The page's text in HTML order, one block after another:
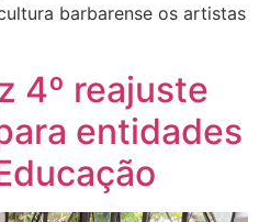
barbarense os artistas
4º reajuste
entidades